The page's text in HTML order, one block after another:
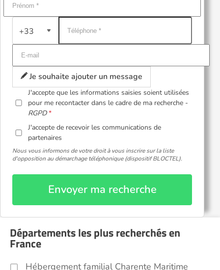
+33
Je souhaite ajouter un message
J'accepte que les informations saisies soient utilisées
pour me recontacter dans le cadre de ma recherche -
RGPD
J'accepte de recevoir les communications de
partenaires
Nous vous informons de votre droit à vous inscrire sur la liste
d'opposition au démarchage téléphonique (dispositif BLOCTEL).
Envoyer ma recherche
Départements les plus recherchés en
France
Hébergement familial Charente Maritime